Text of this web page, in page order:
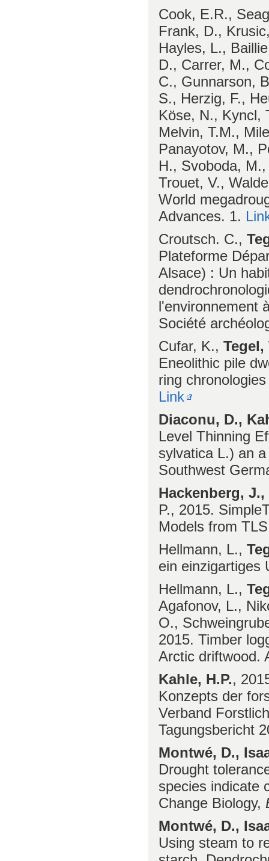
Cook, E.R.,
Frank, D.,
Hayles, L.,
D., Carrer, M.,
C., Gunnarson,
S., Herzig, F.,
Köse, N., Kyncl,
Melvin, T.M.,
Panayotov, M.,
H., Svoboda,
Trouet, V.,
World
Advances. 1.
Croutsch. C.,
Plateforme
Alsace) : Un
l'environnement
Société
Cufar, K., Tegel,
Eneolithic pile
ring
Link
Diaconu, D.,
Level Thinning
sylvatica L.) an
Southwest
Hackenberg,
P., 2015.
Models from
Hellmann, L.,
ein einzigartiges
Hellmann, L.,
Agafonov, L.,
O.,
2015. Timber
Arctic driftwood.
Kahle, H.P.,
Konzepts der
Verband
Tagungsbericht
Montwé, D.,
Drought
species indicate
Change Biology,
Montwé, D.,
Using steam to